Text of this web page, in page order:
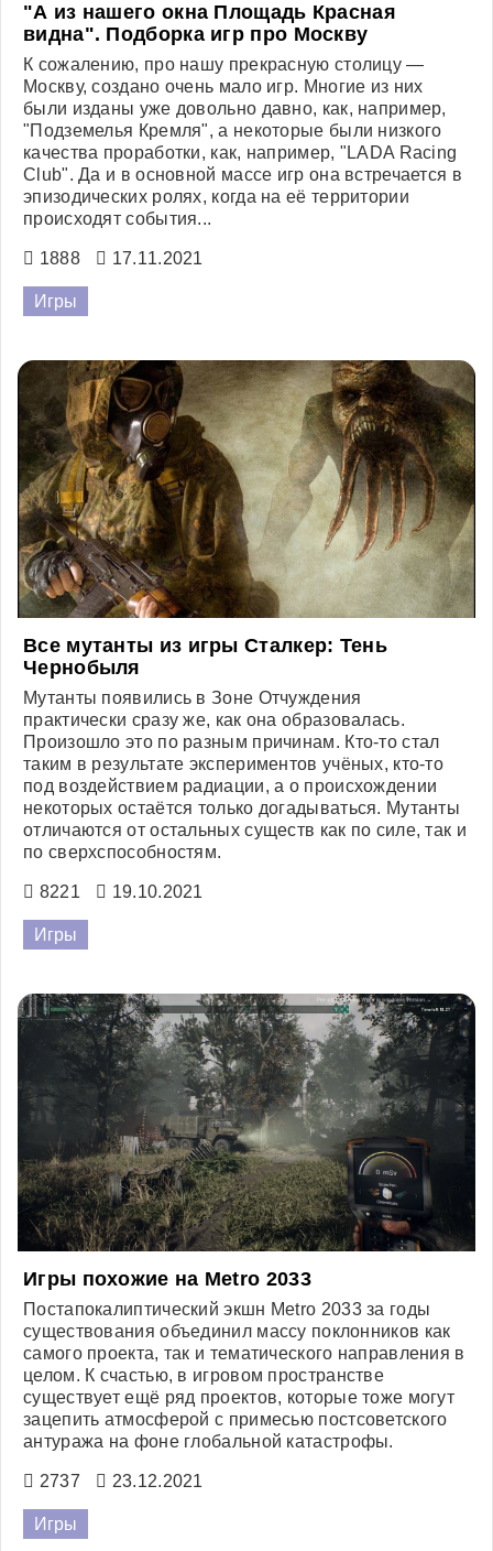
"А из нашего окна Площадь Красная
видна". Подборка игр про Москву
К сожалению, про нашу прекрасную столицу —
Москву, создано очень мало игр. Многие из них
были изданы уже довольно давно, как, например,
"Подземелья Кремля", а некоторые были низкого
качества проработки, как, например, "LADA Racing
Club". Да и в основной массе игр она встречается в
эпизодических ролях, когда на её территории
происходят события...
1888 17.11.2021
Игры
Все мутанты из игры Сталкер: Тень
Чернобыля
Мутанты появились в Зоне Отчуждения
практически сразу же, как она образовалась.
Произошло это по разным причинам. Кто-то стал
таким в результате экспериментов учёных, кто-то
под воздействием радиации, а о происхождении
некоторых остаётся только догадываться. Мутанты
отличаются от остальных существ как по силе, так и
по сверхспособностям.
8221 19.10.2021
Игры
Игры похожие на Metro 2033
Постапокалиптический экшн Metro 2033 за годы
существования объединил массу поклонников как
самого проекта, так и тематического направления в
целом. К счастью, в игровом пространстве
существует ещё ряд проектов, которые тоже могут
зацепить атмосферой с примесью постсоветского
антуража на фоне глобальной катастрофы.
2737 23.12.2021
Игры